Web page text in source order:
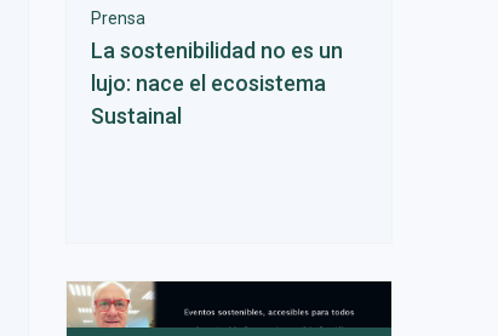
Prensa
La sostenibilidad no es un
lujo: nace el ecosistema
Sustainal